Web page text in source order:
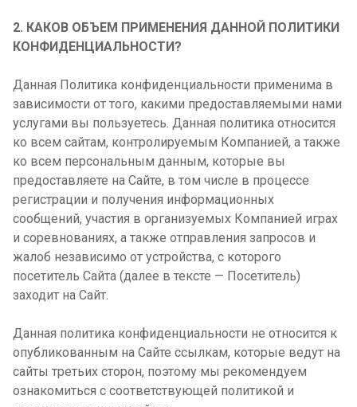
2. КАКОВ ОБЪЕМ ПРИМЕНЕНИЯ ДАННОЙ ПОЛИТИКИ
КОНФИДЕНЦИАЛЬНОСТИ?
Данная Политика конфиденциальности применима в
зависимости от того, какими предоставляемыми нами
услугами вы пользуетесь. Данная политика относится
ко всем сайтам, контролируемым Компанией, а также
ко всем персональным данным, которые вы
предоставляете на Сайте, в том числе в процессе
регистрации и получения информационных
сообщений, участия в организуемых Компанией играх
и соревнованиях, а также отправления запросов и
жалоб независимо от устройства, с которого
посетитель Сайта (далее в тексте — Посетитель)
заходит на Сайт.
Данная политика конфиденциальности не относится к
опубликованным на Сайте ссылкам, которые ведут на
сайты третьих сторон, поэтому мы рекомендуем
ознакомиться с соответствующей политикой и